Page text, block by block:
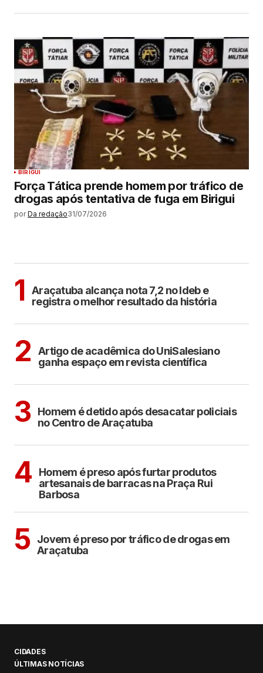
BIRIGUI
Força Tática prende homem por tráfico de
drogas após tentativa de fuga em Birigui
por Da redação31/07/2026
1 Araçatuba alcança nota 7,2 no Ideb e
registra o melhor resultado da história
2
Artigo de acadêmica do UniSalesiano
ganha espaço em revista científica
3 Homem é detido após desacatar policiais
no Centro de Araçatuba
4
Homem é preso após furtar produtos
artesanais de barracas na Praça Rui
Barbosa
5 Jovem é preso por tráfico de drogas em
Araçatuba
CIDADES
ÚLTIMAS NOTÍCIAS